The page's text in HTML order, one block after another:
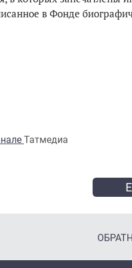
в Фонде
Татмедиа